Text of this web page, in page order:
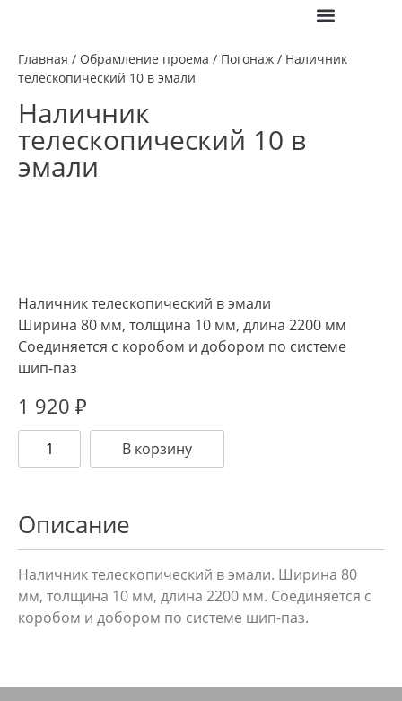
Главная / Обрамление проема / Погонаж / Наличник
телескопический 10 в эмали
Наличник
телескопический 10 в
эмали
Наличник телескопический в эмали
Ширина 80 мм, толщина 10 мм, длина 2200 мм
Соединяется с коробом и добором по системе
шип-паз
1 920 ₽
В корзину
Описание
Наличник телескопический в эмали. Ширина 80
мм, толщина 10 мм, длина 2200 мм. Соединяется с
коробом и добором по системе шип-паз.